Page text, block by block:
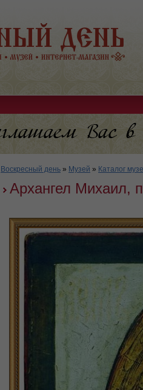
Воскресный день » Музей » Каталог
Архангел Михаил,